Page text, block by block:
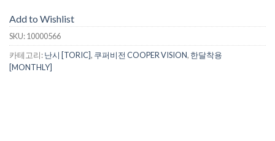
Add to Wishlist
SKU:10000566
카테고리:난시 [TORIC], 쿠퍼비전 COOPER VISION, 한달착용
[MONTHLY]